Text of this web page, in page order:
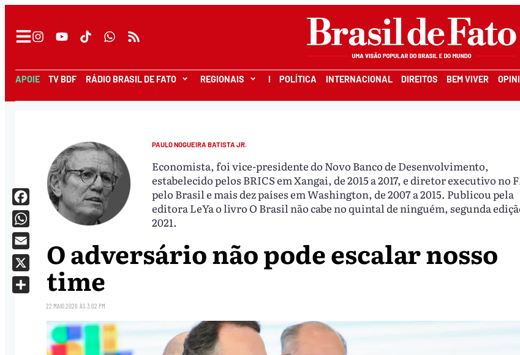
APOIE TV BDF RÁDIO BRASIL DE FATO REGIONAIS I POLÍTICA INTERNACIONAL DIREITOS BEM VIVER
PAULO NOGUEIRA BATISTA JR.
Economista, foi vice-presidente do Novo Banco de Desenvolvimento,
estabelecido pelos BRICS em Xangai, de 2015 a 2017, e diretor executivo no
pelo Brasil e mais dez países em Washington, de 2007 a 2015. Publicou pela
editora LeYa o livro O Brasil não cabe no quintal de ninguém, segunda
2021.
O adversário não pode escalar nosso
time
22.MAIO.2026 ÀS 3:02 PM
Facebook
WhatsApp
Email
X